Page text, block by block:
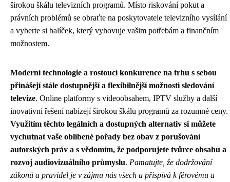
širokou škálu televizních programů. Místo riskování pokut a
právních problémů se obraťte na poskytovatele televizního vysílání
a vyberte si balíček, který vyhovuje vašim potřebám a finančním
možnostem.
Moderní technologie a rostoucí konkurence na trhu s sebou
přinášejí stále dostupnější a flexibilnější možnosti sledování
televize. Online platformy s videoobsahem, IPTV služby a další
inovativní řešení nabízejí širokou škálu programů za rozumné ceny.
Využitím těchto legálních a dostupných alternativ si můžete
vychutnat vaše oblíbené pořady bez obav z porušování
autorských práv a s vědomím, že podporujete tvůrce obsahu a
rozvoj audiovizuálního průmyslu. Pamatujte, že dodržování
zákonů a pravidel je v zájmu nás všech a přispívá k férovému a